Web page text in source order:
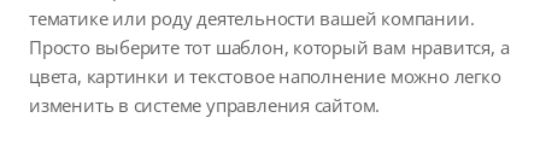
тематике или роду деятельности вашей компании.
Просто выберите тот шаблон, который вам нравится, а
цвета, картинки и текстовое наполнение можно легко
изменить в системе управления сайтом.